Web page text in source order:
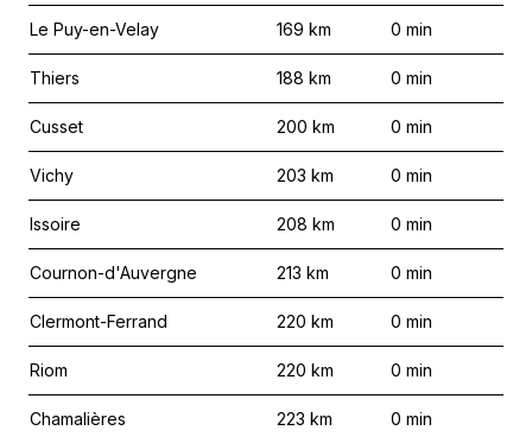
Le Puy-en-Velay 169 km 0 min
Thiers 188 km 0 min
Cusset 200 km 0 min
Vichy 203 km 0 min
Issoire 208 km 0 min
Cournon-d'Auvergne 213 km 0 min
Clermont-Ferrand 220 km 0 min
Riom 220 km 0 min
Chamalières 223 km 0 min